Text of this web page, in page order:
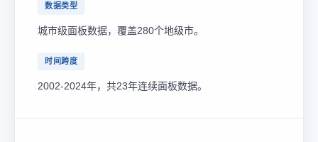
数据类型
城市级面板数据，覆盖280个地级市。
时间跨度
2002-2024年，共23年连续面板数据。